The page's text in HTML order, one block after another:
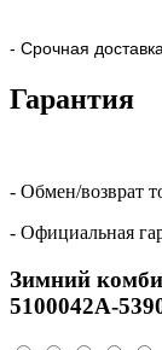
- Срочная
Гарантия
- Обмен/возврат
- Официальная
Зимний
5100042A-